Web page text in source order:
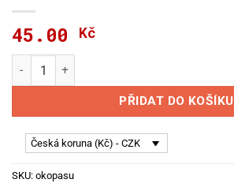
45.00 Kč
Oko pro uchycení pásu množství
PŘIDAT DO KOŠÍKU
Česká koruna (Kč) - CZK
SKU: okopasu